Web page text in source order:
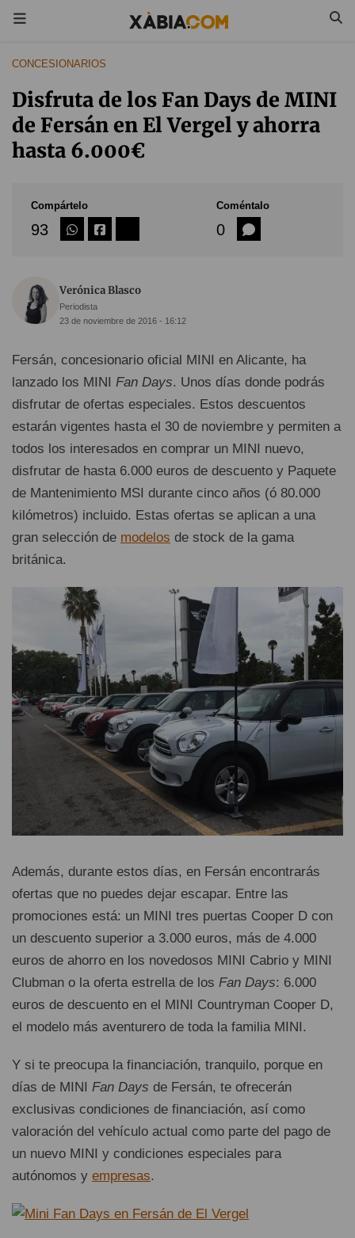
CONCESIONARIOS
Disfruta de los Fan Days de MINI
de Fersán en El Vergel y ahorra
hasta 6.000€
Compártelo
93
Coméntalo
0
Verónica Blasco
Periodista
23 de noviembre de 2016 - 16:12
Fersán, concesionario oficial MINI en Alicante, ha
lanzado los MINI Fan Days. Unos días donde podrás
disfrutar de ofertas especiales. Estos descuentos
estarán vigentes hasta el 30 de noviembre y permiten a
todos los interesados en comprar un MINI nuevo,
disfrutar de hasta 6.000 euros de descuento y Paquete
de Mantenimiento MSI durante cinco años (ó 80.000
kilómetros) incluido. Estas ofertas se aplican a una
gran selección de modelos de stock de la gama
británica.
Además, durante estos días, en Fersán encontrarás
ofertas que no puedes dejar escapar. Entre las
promociones está: un MINI tres puertas Cooper D con
un descuento superior a 3.000 euros, más de 4.000
euros de ahorro en los novedosos MINI Cabrio y MINI
Clubman o la oferta estrella de los Fan Days: 6.000
euros de descuento en el MINI Countryman Cooper D,
el modelo más aventurero de toda la familia MINI.
Y si te preocupa la financiación, tranquilo, porque en
días de MINI Fan Days de Fersán, te ofrecerán
exclusivas condiciones de financiación, así como
valoración del vehículo actual como parte del pago de
un nuevo MINI y condiciones especiales para
autónomos y empresas.